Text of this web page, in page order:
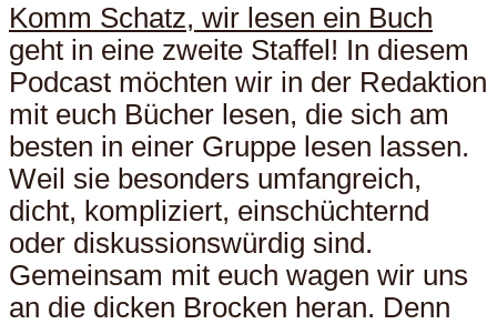
Komm Schatz, wir lesen ein Buch
geht in eine zweite Staffel! In diesem
Podcast möchten wir in der Redaktion
mit euch Bücher lesen, die sich am
besten in einer Gruppe lesen lassen.
Weil sie besonders umfangreich,
dicht, kompliziert, einschüchternd
oder diskussionswürdig sind.
Gemeinsam mit euch wagen wir uns
an die dicken Brocken heran. Denn